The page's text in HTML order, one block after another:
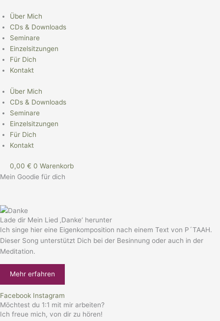
Inhalt
springen
Über Mich
CDs & Downloads
Seminare
Einzelsitzungen
Für Dich
Kontakt
Über Mich
CDs & Downloads
Seminare
Einzelsitzungen
Für Dich
Kontakt
0,00 € 0 Warenkorb
Mein Goodie für dich
Lade dir Mein Lied ‚Danke‘ herunter
Ich singe hier eine Eigenkomposition nach einem Text von P´TAAH.
Dieser Song unterstützt Dich bei der Besinnung oder auch in der
Meditation.
Mehr erfahren
Facebook Instagram
Möchtest du 1:1 mit mir arbeiten?
Ich freue mich, von dir zu hören!